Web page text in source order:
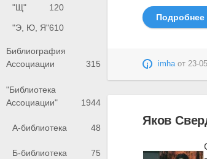
"Щ" 120
"Э, Ю, Я"610
Библиография
Ассоциации
315
"Библиотека
Ассоциации"
1944
А-библиотека 48
Б-библиотека 75
Подробнее
imhaот23-
Яков